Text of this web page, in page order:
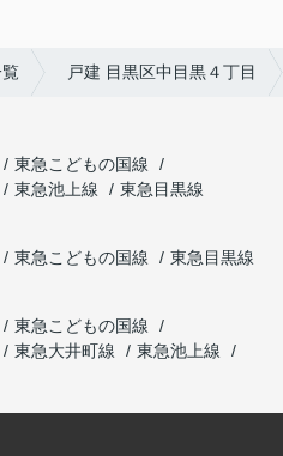
戸建 目黒区中目黒４丁目
東急こどもの国線
東急池上線
東急目黒線
東急こどもの国線
東急目黒線
東急こどもの国線
東急大井町線
東急池上線